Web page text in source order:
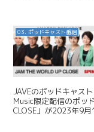
03. ポッドキャスト番組
JAVEのポッドキャス
Music限定配信のポッ
CLOSE」が2023年9